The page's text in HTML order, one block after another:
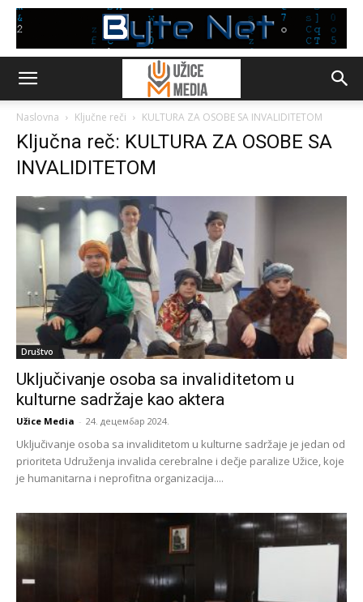
Naslovna Ključne reči KULTURA ZA OSOBE SA INVALIDITETOM
Ključna reč: KULTURA ZA OSOBE SA
INVALIDITETOM
Društvo
Uključivanje osoba sa invaliditetom u
kulturne sadržaje kao aktera
Užice Media - 24. децембар 2024.
Uključivanje osoba sa invaliditetom u kulturne sadržaje je jedan od
prioriteta Udruženja invalida cerebralne i dečje paralize Užice, koje
je humanitarna i neprofitna organizacija....